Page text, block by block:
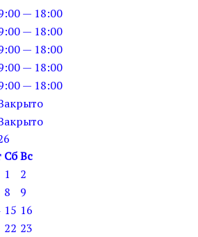
— 18:00
— 18:00
— 18:00
— 18:00
— 18:00
СбВс
1
2
8
9
15 16
22 23